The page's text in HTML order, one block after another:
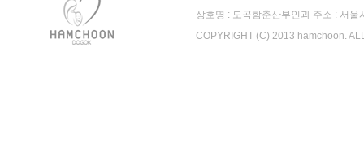
상호명 : 도곡함춘산부인과 주소 : 서
COPYRIGHT (C) 2013 hamchoon.